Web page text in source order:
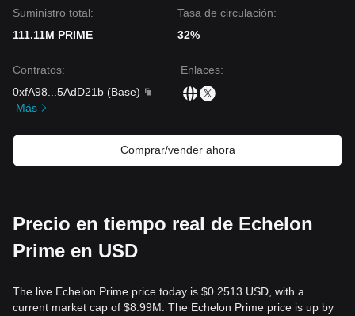
Suministro total:
111.11M PRIME
Tasa de circulación:
32%
Contratos:
0xfA98
5AdD21b (Base)
Más
Enlaces:
Comprar/vender ahora
Precio en tiempo real de Echelon
Prime en USD
The live Echelon Prime price today is $0.2513 USD, with a
current market cap of $8.99M. The Echelon Prime price is up by